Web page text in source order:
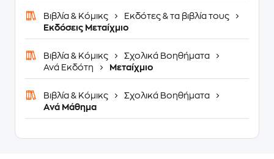
Βιβλία & Κόμικς
Εκδότες & τα βιβλία τους
Εκδόσεις Μεταίχμιο
Βιβλία & Κόμικς
Σχολικά Βοηθήματα
Ανά Εκδότη
Μεταίχμιο
Βιβλία & Κόμικς
Σχολικά Βοηθήματα
Ανά Μάθημα